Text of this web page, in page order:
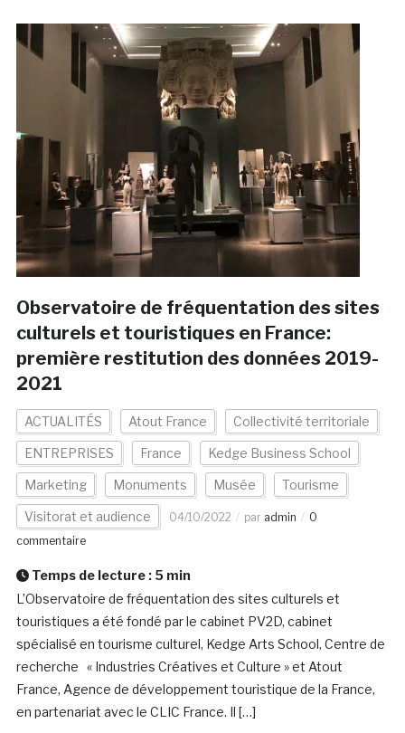
Observatoire de fréquentation des sites
culturels et touristiques en France:
première restitution des données 2019-
2021
ACTUALITÉS Atout France Collectivité territoriale
ENTREPRISES France Kedge Business School
Marketing Monuments Musée Tourisme
Visitorat et audience 04/10/2022 par admin
0
commentaire
Temps de lecture : 5 min
L’Observatoire de fréquentation des sites culturels et
touristiques a été fondé par le cabinet PV2D, cabinet
spécialisé en tourisme culturel, Kedge Arts School, Centre de
recherche « Industries Créatives et Culture » et Atout
France, Agence de développement touristique de la France,
en partenariat avec le CLIC France. Il […]